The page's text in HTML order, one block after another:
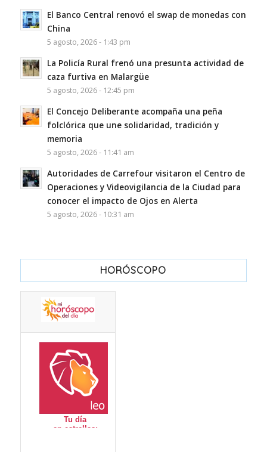
El Banco Central renovó el swap de monedas con
China
5 agosto, 2026 - 1:43 pm
La Policía Rural frenó una presunta actividad de
caza furtiva en Malargüe
5 agosto, 2026 - 12:45 pm
El Concejo Deliberante acompaña una peña
folclórica que une solidaridad, tradición y
memoria
5 agosto, 2026 - 11:41 am
Autoridades de Carrefour visitaron el Centro de
Operaciones y Videovigilancia de la Ciudad para
conocer el impacto de Ojos en Alerta
5 agosto, 2026 - 10:31 am
HORÓSCOPO